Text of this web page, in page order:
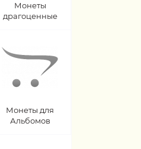
Монеты
драгоценные
Монеты для
Альбомов